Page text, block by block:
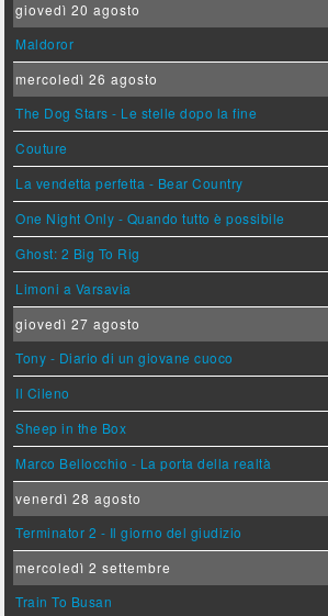
giovedì 20 agosto
Maldoror
mercoledì 26 agosto
The Dog Stars - Le stelle dopo la fine
Couture
La vendetta perfetta - Bear Country
One Night Only - Quando tutto è possibile
Ghost: 2 Big To Rig
Limoni a Varsavia
giovedì 27 agosto
Tony - Diario di un giovane cuoco
Il Cileno
Sheep in the Box
Marco Bellocchio - La porta della realtà
venerdì 28 agosto
Terminator 2 - Il giorno del giudizio
mercoledì 2 settembre
Train To Busan